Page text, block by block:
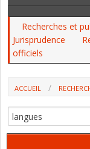
Recherches et
Jurisprudence
officiels
ACCUEIL